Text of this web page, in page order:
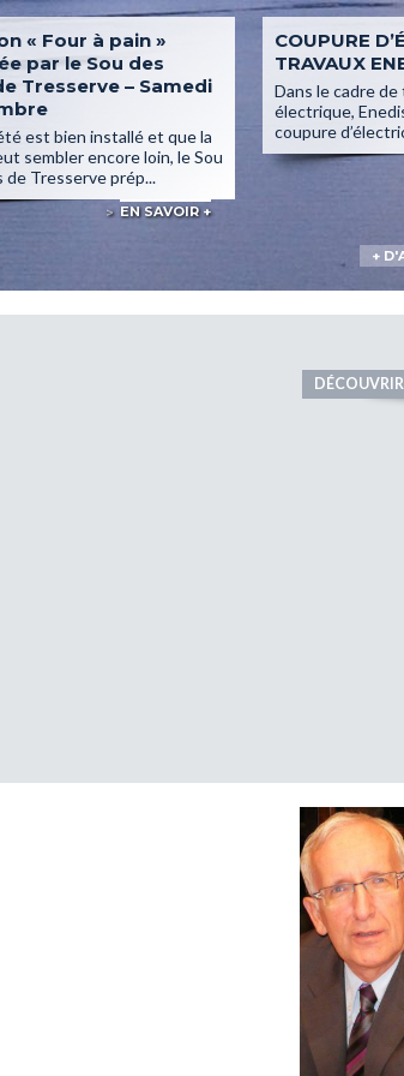
« Four à pain »
par le Sou des
Tresserve – Samedi
est bien installé et que la
sembler encore loin, le Sou
de Tresserve prép...
EN SAVOIR +
COUPURE
TRAVAUX
Dans le cadre
électrique,
coupure
+